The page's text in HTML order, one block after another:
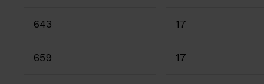
643 17
659 17